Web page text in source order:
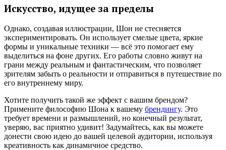
Искусство, идущее за пределы
Однако, создавая иллюстрации, Шон не стесняется
экспериментировать. Он использует смелые цвета, яркие
формы и уникальные техники — всё это помогает ему
выделиться на фоне других. Его работы словно живут на
грани между реальным и фантастическим, что позволяет
зрителям забыть о реальности и отправиться в путешествие по
его внутреннему миру.
Хотите получить такой же эффект с вашим брендом?
Примените философию Шона к вашему брендингу. Это
требует времени и размышлений, но конечный результат,
уверяю, вас приятно удивит! Задумайтесь, как вы можете
донести свою идею до вашей целевой аудитории, используя
креативность как динамичное средство.